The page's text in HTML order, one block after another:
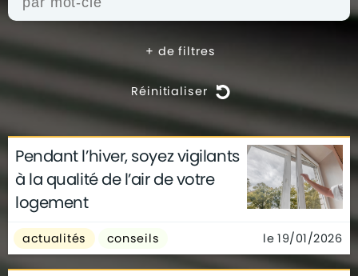
+ de filtres
Réinitialiser
actualités architecture
archives
conseils
déco finance
gouvernement
infographie
technologie
Pendant l’hiver, soyez vigilants
à la qualité de l’air de votre
logement
actualités conseils le 19/01/2026